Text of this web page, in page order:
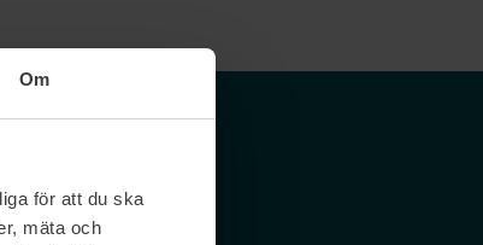
Om
för att du ska
mäta och
Nordicfeel SE
Nordicfeel FI